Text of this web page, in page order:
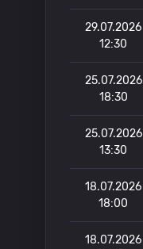
29.07.2026
12:30
25.07.2026
18:30
25.07.2026
13:30
18.07.2026
18:00
18.07.2026